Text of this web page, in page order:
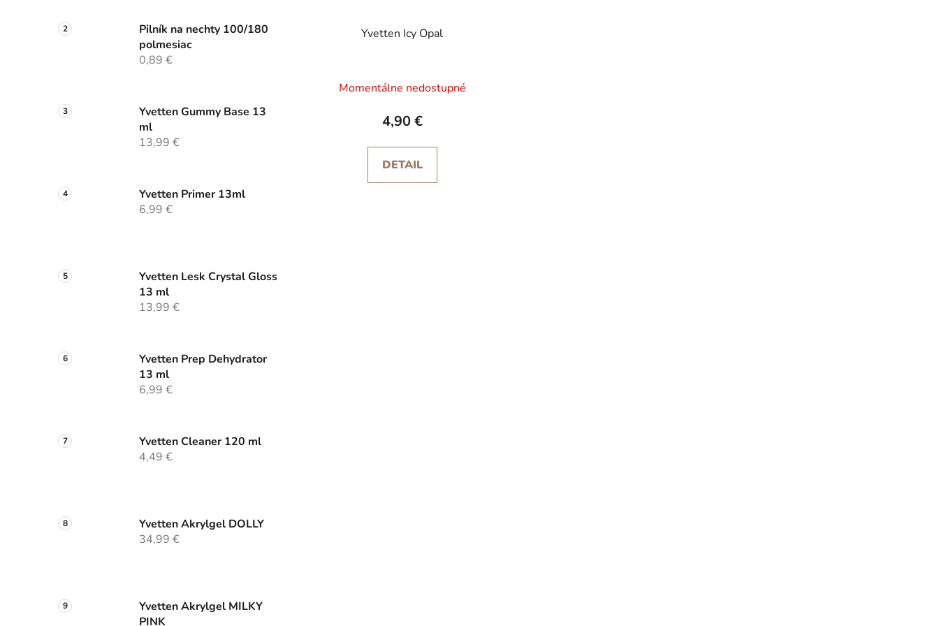
Pilník na nechty 100/180
polmesiac
0,89 €
Yvetten Gummy Base 13
ml
13,99 €
Yvetten Primer 13ml
6,99 €
Yvetten Lesk Crystal Gloss
13 ml
13,99 €
Yvetten Prep Dehydrator
13 ml
6,99 €
Yvetten Cleaner 120 ml
4,49 €
Yvetten Akrylgel DOLLY
34,99 €
Yvetten Akrylgel MILKY
PINK
Yvetten Icy Opal
Momentálne nedostupné
4,90 €
DETAIL